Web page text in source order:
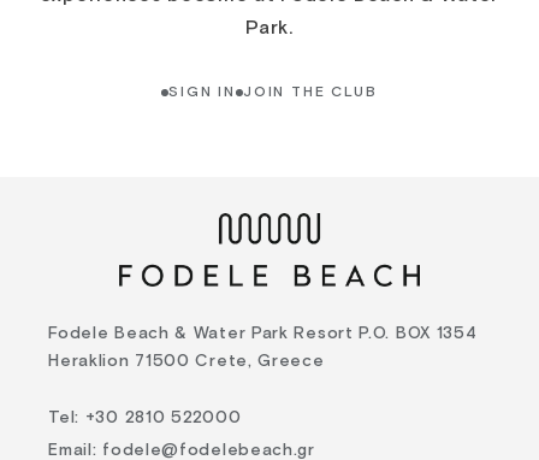
Park.
SIGN IN JOIN THE CLUB
Fodele Beach & Water Park Resort P.O. BOX 1354
Heraklion 71500 Crete, Greece
Tel: +30 2810 522000
Email : fodele@fodelebeach.gr